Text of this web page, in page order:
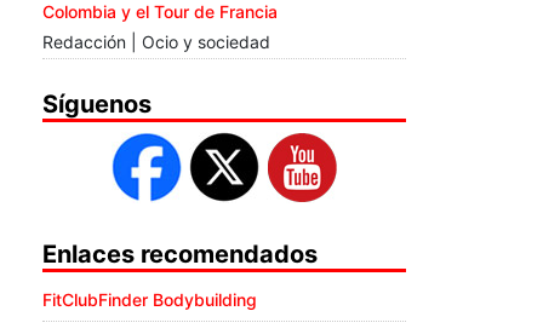
Colombia y el Tour de Francia
Redacción | Ocio y sociedad
Síguenos
Enlaces recomendados
FitClubFinder Bodybuilding